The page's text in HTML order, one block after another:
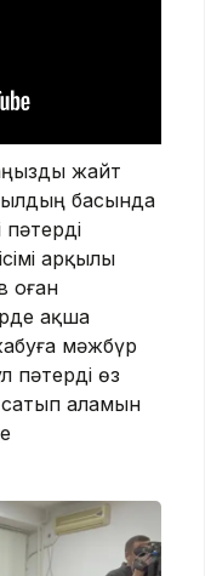
жайт
басында
арқылы
оған
ақша
мәжбүр
пәтерді өз
сатып аламын